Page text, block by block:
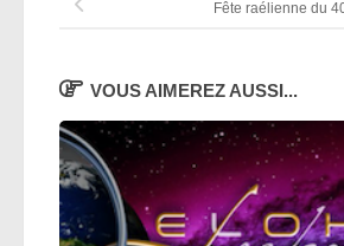
Fête raélienne du
VOUS AIMEREZ AUSSI...